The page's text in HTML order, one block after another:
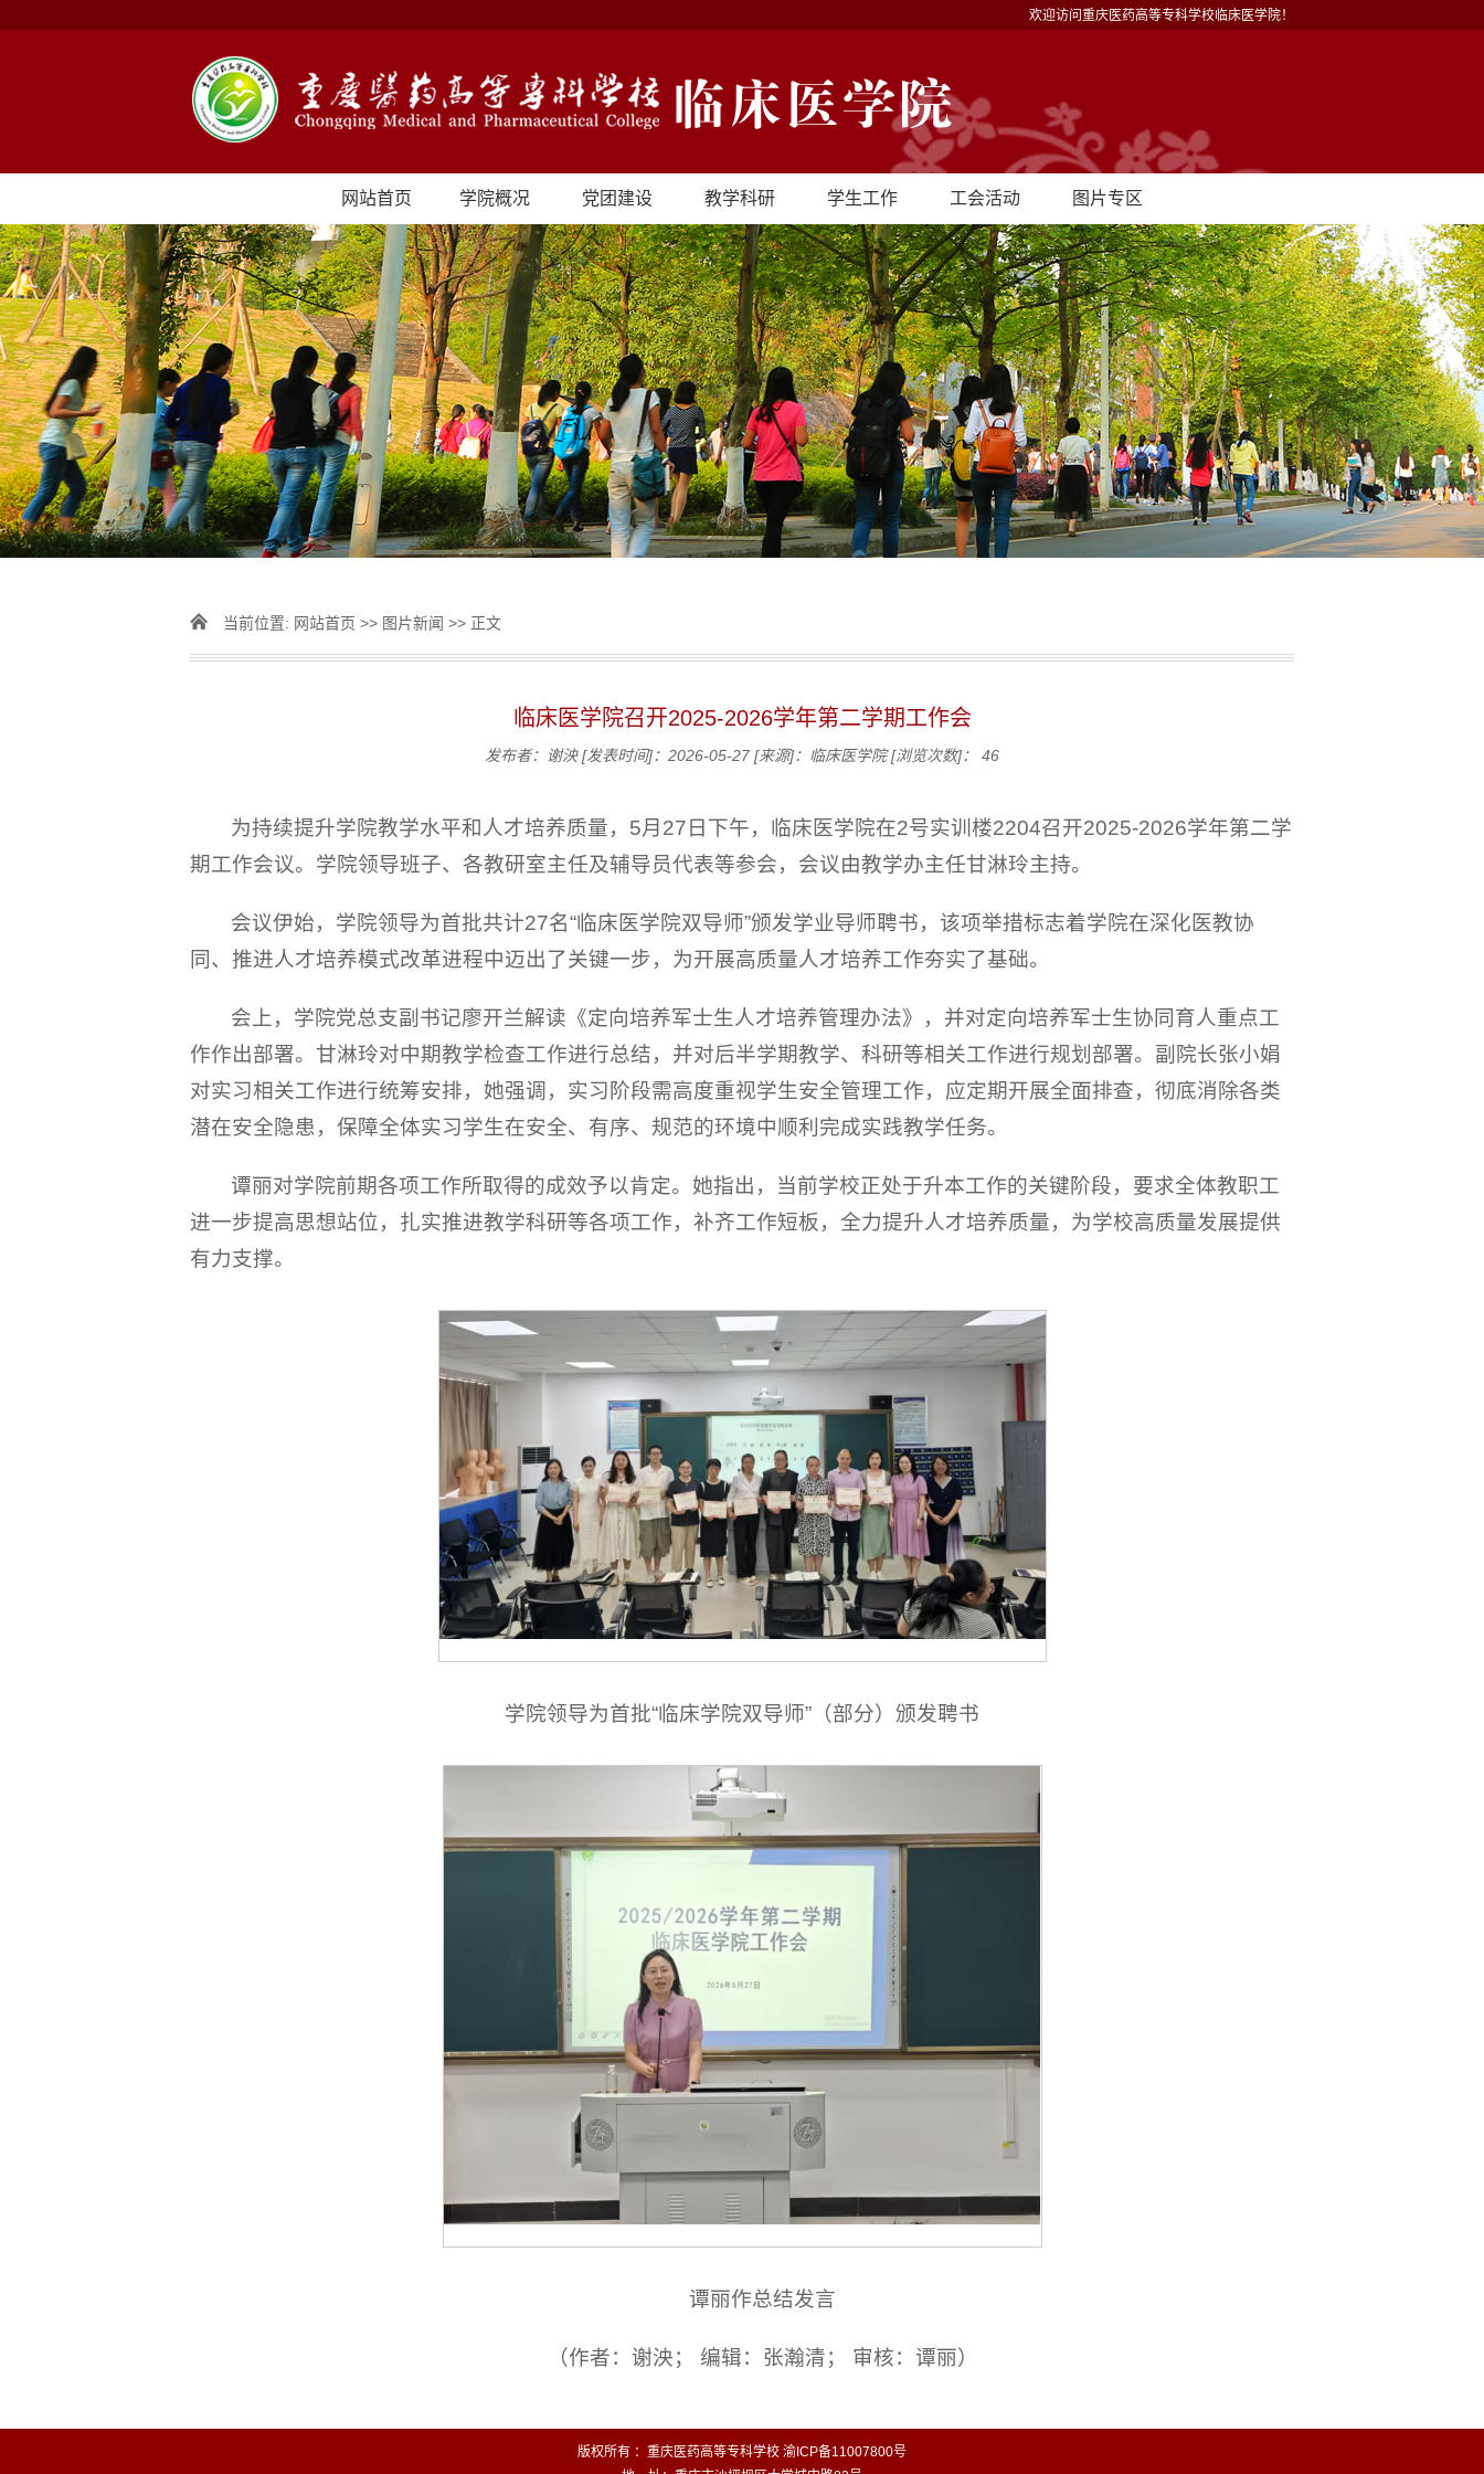
欢迎访问重庆医药高等专科学校临床医学院！
网站首页 学院概况 党团建设 教学科研 学生工作 工会活动 图片专区
当前位置: 网站首页 >> 图片新闻 >> 正文
临床医学院召开2025-2026学年第二学期工作会
发布者：谢泱 [发表时间]：2026-05-27 [来源]：临床医学院[浏览次数]： 46
为持续提升学院教学水平和人才培养质量，5月27日下午，临床医学院在2号实训楼2204召开2025-2026学年第二学
期工作会议。学院领导班子、各教研室主任及辅导员代表等参会，会议由教学办主任甘淋玲主持。
会议伊始，学院领导为首批共计27名“临床医学院双导师”颁发学业导师聘书，该项举措标志着学院在深化医教协
同、推进人才培养模式改革进程中迈出了关键一步，为开展高质量人才培养工作夯实了基础。
会上，学院党总支副书记廖开兰解读《定向培养军士生人才培养管理办法》，并对定向培养军士生协同育人重点工
作作出部署。甘淋玲对中期教学检查工作进行总结，并对后半学期教学、科研等相关工作进行规划部署。副院长张小娟
对实习相关工作进行统筹安排，她强调，实习阶段需高度重视学生安全管理工作，应定期开展全面排查，彻底消除各类
潜在安全隐患，保障全体实习学生在安全、有序、规范的环境中顺利完成实践教学任务。
谭丽对学院前期各项工作所取得的成效予以肯定。她指出，当前学校正处于升本工作的关键阶段，要求全体教职工
进一步提高思想站位，扎实推进教学科研等各项工作，补齐工作短板，全力提升人才培养质量，为学校高质量发展提供
有力支撑。
学院领导为首批“临床学院双导师”（部分）颁发聘书
谭丽作总结发言
（作者：谢泱； 编辑：张瀚清； 审核：谭丽）
版权所有 ：重庆医药高等专科学校 渝ICP备11007800号